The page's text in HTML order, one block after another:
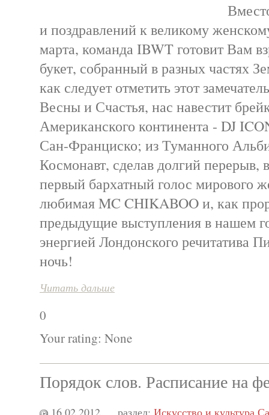
и поздравлений к великому
марта, команда IBWT готовит Вам
букет, собранный в разных частях
как следует отметить этот
Весны и Счастья, нас навестит
Американского континента - DJ
Сан-Франциско; из Туманного
Космонавт, сделав долгий перерыв,
первый бархатный голос мирового
любимая MC CHIKABOO и, как
предыдущие выступления в нашем
энергией Лондонского речитатива
ночь!
Читать дальше
0
Your rating: None
Порядок слов. Расписание на
16.02.2012 раздел: Искусство и культура